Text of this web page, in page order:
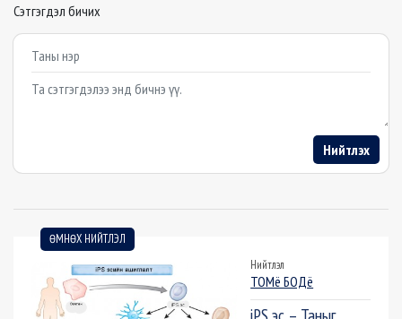
Сэтгэгдэл бичих
Example textarea
Нийтлэх
ӨМНӨХ НИЙТЛЭЛ
Нийтлэл
ТОМё БОДё